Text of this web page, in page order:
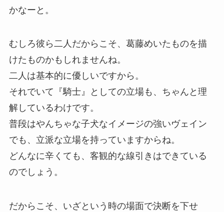
かなーと。
むしろ彼ら二人だからこそ、葛藤めいたものを描
けたものかもしれませんね。
二人は基本的に優しいですから。
それでいて『騎士』としての立場も、ちゃんと理
解しているわけです。
普段はやんちゃな子犬なイメージの強いヴェイン
でも、立派な立場を持っていますからね。
どんなに辛くても、客観的な線引きはできている
のでしょう。
だからこそ、いざという時の場面で決断を下せ